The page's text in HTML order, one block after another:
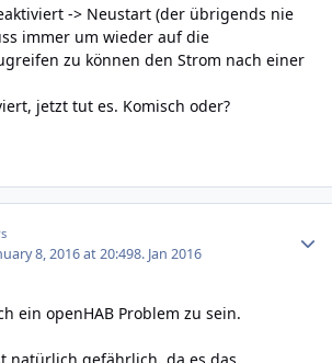
-> Neustart (der übrigends nie
immer um wieder auf die
zu können den Strom nach einer
jetzt tut es. Komisch oder?
8, 2016 at 20:498. Jan 2016
ein openHAB Problem zu sein.
natürlich gefährlich, da es das